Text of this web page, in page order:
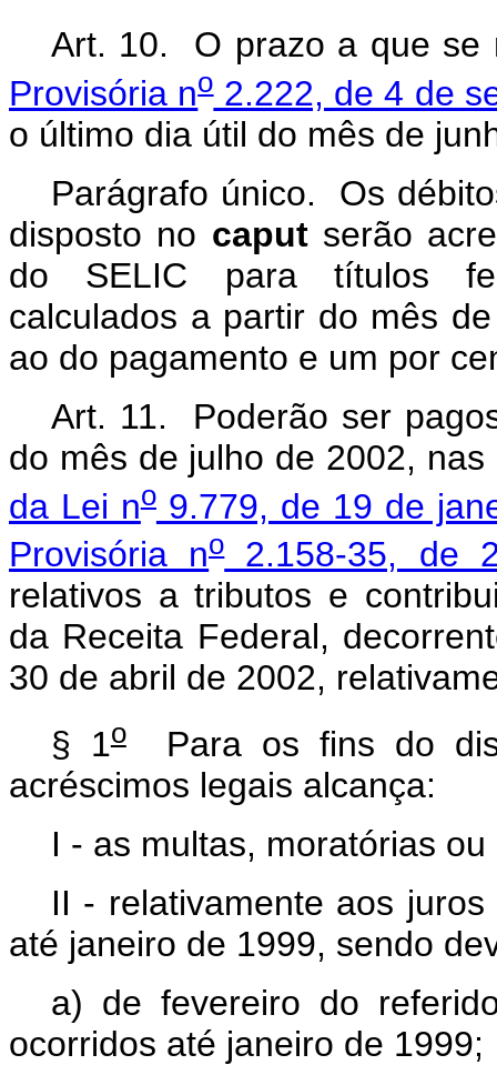
Art. 10. O prazo a que
Provisória no2.222, de 4 de
o último dia útil do mês de
Parágrafo único. Os
disposto no caputserão
do SELIC para títulos
calculados a partir do mês
ao do pagamento e um por
Art. 11. Poderão ser
do mês de julho de 2002,
da Lei no9.779, de 19 de
Provisória no2.158-35, de
relativos a tributos e
da Receita Federal,
30 de abril de 2002,
§ 1oPara os fins do
acréscimos legais alcança:
I - as multas, moratórias ou
II - relativamente aos
até janeiro de 1999, sendo
a) de fevereiro do
ocorridos até janeiro de 1999;